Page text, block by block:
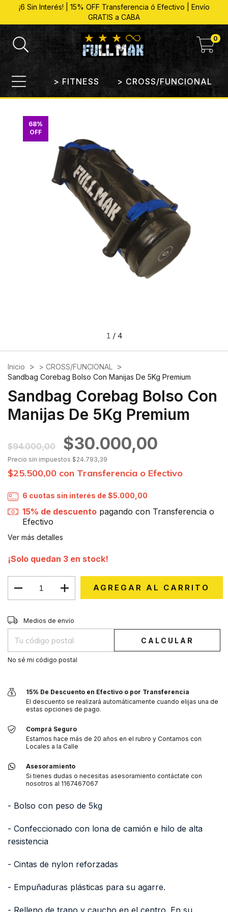
¡6 Sin Interés! | 15% OFF Transferencia ó Efectivo | Envío
GRATIS a CABA
0
> FITNESS > CROSS/FUNCIONAL
68%
OFF
1 / 4
Inicio > > CROSS/FUNCIONAL >
Sandbag Corebag Bolso Con Manijas De 5Kg Premium
Sandbag Corebag Bolso Con
Manijas De 5Kg Premium
$94.000,00 $30.000,00
Precio sin impuestos $24.793,39
$25.500,00 con Transferencia o Efectivo
6 cuotas sin interés de$5.000,00
15% de descuento pagando con Transferencia o
Efectivo
Ver más detalles
¡Solo quedan 3 en stock!
Entregas para el CP:
Medios de envío
CALCULAR
No sé mi código postal
15% De Descuento en Efectivo o por Transferencia
El descuento se realizará automáticamente cuando elijas una de
estas opciones de pago.
Comprá Seguro
Estamos hace más de 20 años en el rubro y Contamos con
Locales a la Calle
Asesoramiento
Si tienes dudas o necesitas asesoramiento contáctate con
nosotros al 1167467067
- Bolso con peso de 5kg
- Confeccionado con lona de camión e hilo de alta
resistencia
- Cintas de nylon reforzadas
- Empuñaduras plásticas para su agarre.
- Relleno de trapo y caucho en el centro. En su